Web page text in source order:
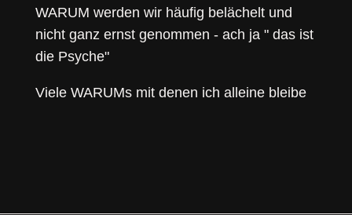
WARUM werden wir häufig belächelt und
nicht ganz ernst genommen - ach ja " das ist
die Psyche"
Viele WARUMs mit denen ich alleine bleibe